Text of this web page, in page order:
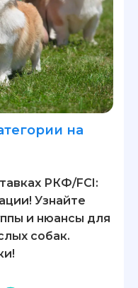
на
РКФ/FCI:
Узнайте
и нюансы для
собак.